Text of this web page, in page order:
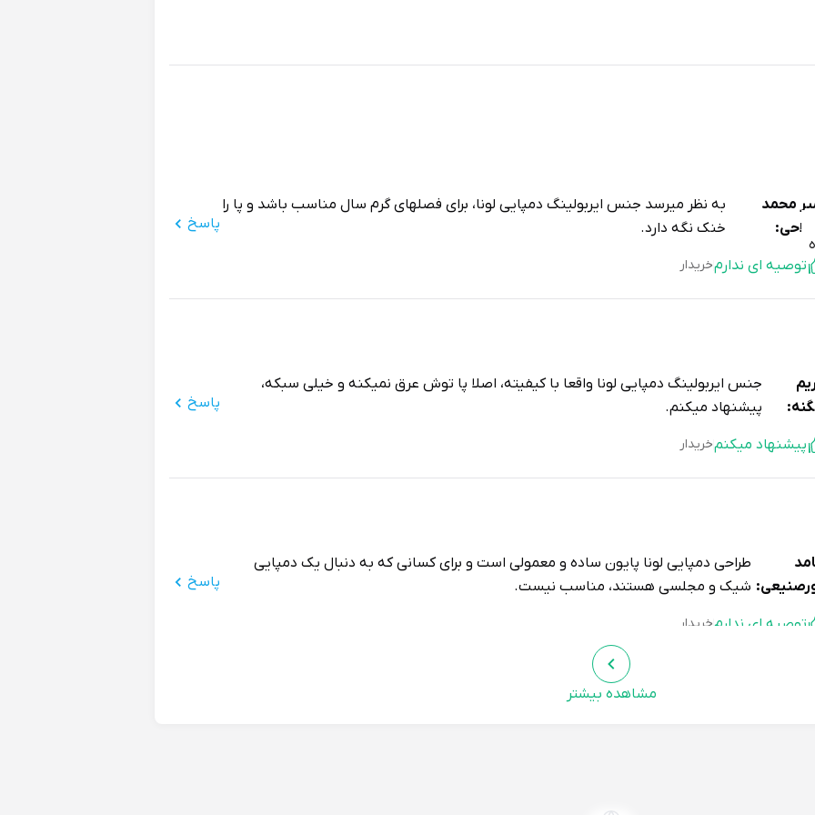
محمد
به نظر میرسد جنس ایربولینگ دمپایی لونا، برای فصلهای گرم سال مناسب باشد و پا را
خنک نگه دارد.
پاسخ
توصیه ای ندارمخریدار
جنس ایربولینگ دمپایی لونا واقعا با کیفیته، اصلا پا توش عرق نمیکنه و خیلی سبکه،
پیشنهاد میکنم.
پاسخ
پیشنهاد میکنمخریدار
طراحی دمپایی لونا پایون ساده و معمولی است و برای کسانی که به دنبال یک دمپایی
شیک و مجلسی هستند، مناسب نیست.
پاسخ
توصیه ای ندارمخریدار
مشاهده بیشتر